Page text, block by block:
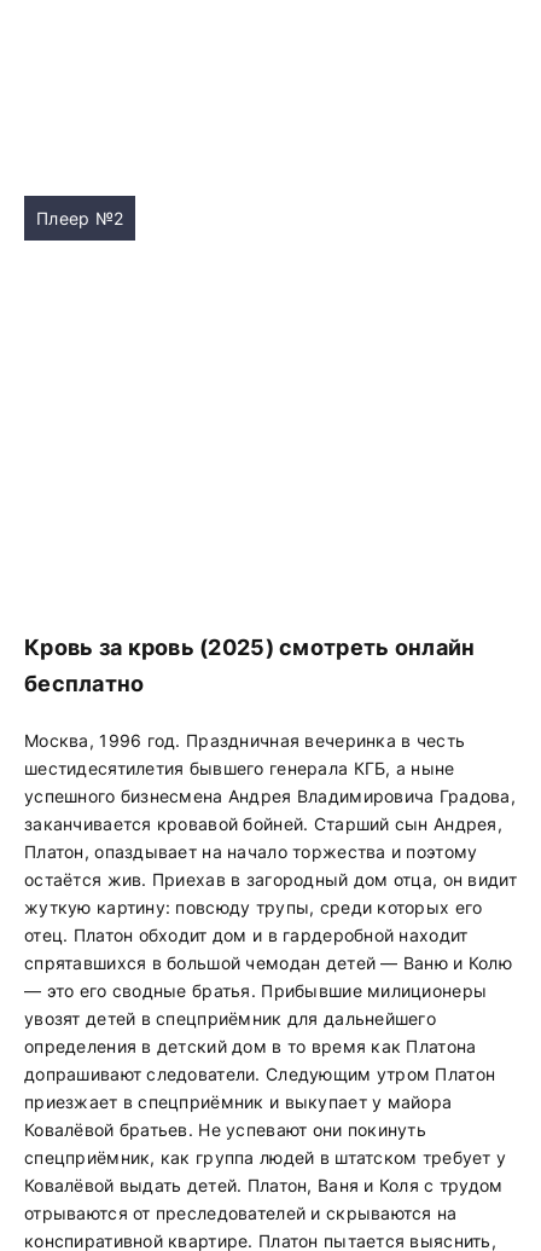
Плеер №2
Кровь за кровь (2025) смотреть онлайн
бесплатно
Москва, 1996 год. Праздничная вечеринка в честь
шестидесятилетия бывшего генерала КГБ, а ныне
успешного бизнесмена Андрея Владимировича Градова,
заканчивается кровавой бойней. Старший сын Андрея,
Платон, опаздывает на начало торжества и поэтому
остаётся жив. Приехав в загородный дом отца, он видит
жуткую картину: повсюду трупы, среди которых его
отец. Платон обходит дом и в гардеробной находит
спрятавшихся в большой чемодан детей — Ваню и Колю
— это его сводные братья. Прибывшие милиционеры
увозят детей в спецприёмник для дальнейшего
определения в детский дом в то время как Платона
допрашивают следователи. Следующим утром Платон
приезжает в спецприёмник и выкупает у майора
Ковалёвой братьев. Не успевают они покинуть
спецприёмник, как группа людей в штатском требует у
Ковалёвой выдать детей. Платон, Ваня и Коля с трудом
отрываются от преследователей и скрываются на
конспиративной квартире. Платон пытается выяснить,